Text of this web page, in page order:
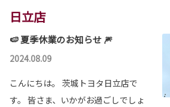
日立店
🍉 夏季休業のお知らせ 🎆
2024.08.09
こんにちは。 茨城トヨタ日立店で
す。 皆さま、いかがお過ごしでしょ